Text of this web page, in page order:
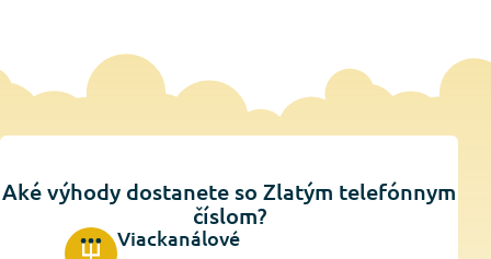
Aké výhody dostanete so Zlatým telefónnym
číslom?
Viackanálové